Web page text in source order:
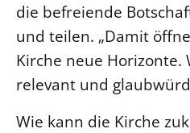
die befreiende
und teilen. „Damit
Kirche neue Horizonte.
relevant und
Wie kann die Kirche